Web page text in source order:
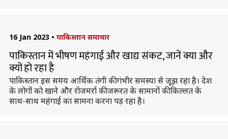
16 Jan 2023 • पाकिस्तान समाचार
पाकिस्तान में भीषण महंगाई और खाद्य संकट, जानें क्या और
क्यों हो रहा है
पाकिस्तान इस समय आर्थिक तंगी की गंभीर समस्या से जूझ रहा है। देश
के लोगों को खाने और रोजमर्रा की जरूरत के सामानों की किल्लत के
साथ-साथ महंगाई का सामना करना पड़ रहा है।